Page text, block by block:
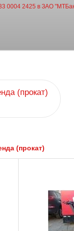
0004 2425 в ЗАО
(прокат)
(прокат)